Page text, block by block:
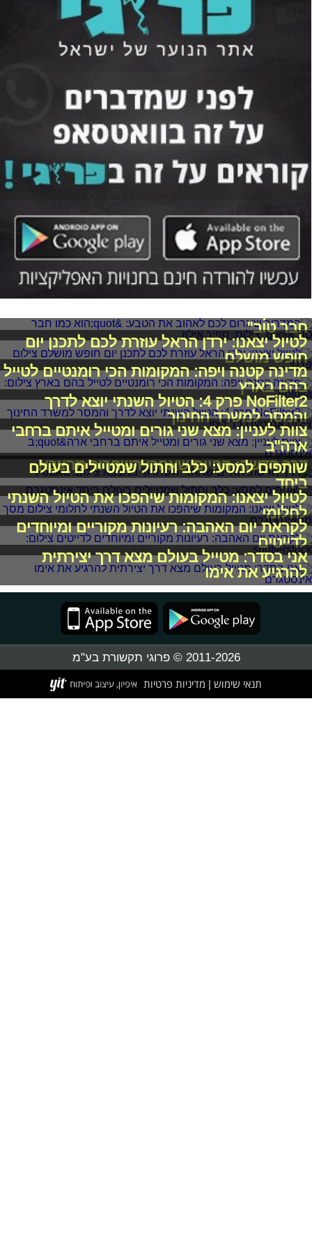
חבר טוב"
לטיול יצאנו: ירדן הראל עוזרת לכם לתכנן יום
חופש מושלם
מדינה קטנה ויפה: המקומות הכי רומנטיים לטייל
בהם בארץ
NoFilter2 פרק 4: הטיול השנתי יוצא לדרך
והמסר למשרד החינוך
צוות לעניין: מצא שני גורים ומטייל איתם ברחבי
ארה"ב
דרך חדשה: החיים שאחרי השחרור מהצבא
שותפים למסע: כלב וחתול שמטיילים בעולם
ביחד
לטיול יצאנו: המקומות שיהפכו את הטיול השנתי
לחלומי
לקראת יום האהבה: רעיונות מקוריים ומיוחדים
לדייטים
אני בסדר: מטייל בעולם מצא דרך יצירתית
להרגיע את אימו
2011-2026 © פרוגי תקשורת בע"מ
תנאי שימוש מדיניות פרטיות